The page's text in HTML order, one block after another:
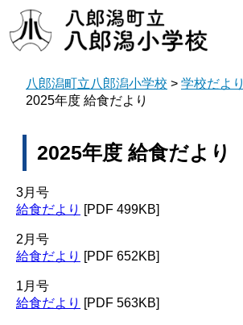
八郎潟町立八郎潟小学校 > 学校だより
2025年度 給食だより
2025年度 給食だより
3月号
給食だより [PDF 499KB]
2月号
給食だより [PDF 652KB]
1月号
給食だより [PDF 563KB]